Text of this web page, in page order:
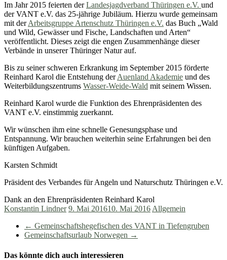
Im Jahr 2015 feierten derLandesjagdverband Thüringen e.V. und
der VANT e.V. das 25-jährige Jubiläum. Hierzu wurde gemeinsam
mit derArbeitsgruppe Artenschutz Thüringen e.V. das Buch „Wald
und Wild, Gewässer und Fische, Landschaften und Arten“
veröffentlicht. Dieses zeigt die engen Zusammenhänge dieser
Verbände in unserer Thüringer Natur auf.
Bis zu seiner schweren Erkrankung im September 2015 förderte
Reinhard Karol die Entstehung derAuenland Akademie und des
Weiterbildungszentrums Wasser-Weide-Wald mit seinem Wissen.
Reinhard Karol wurde die Funktion des Ehrenpräsidenten des
VANT e.V. einstimmig zuerkannt.
Wir wünschen ihm eine schnelle Genesungsphase und
Entspannung. Wir brauchen weiterhin seine Erfahrungen bei den
künftigen Aufgaben.
Karsten Schmidt
Präsident des Verbandes für Angeln und Naturschutz Thüringen e.V.
Dank an den Ehrenpräsidenten Reinhard Karol
Konstantin Lindner 9. Mai 201610. Mai 2016 Allgemein
← Gemeinschaftshegefischen des VANT in Tiefengruben
Gemeinschaftsurlaub Norwegen →
Das könnte dich auch interessieren